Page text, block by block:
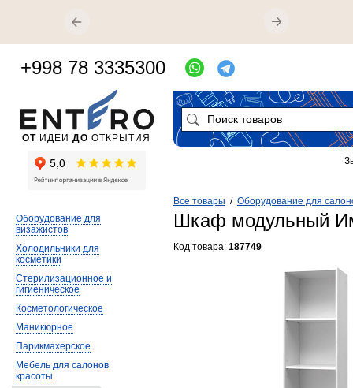
Все товары / Оборудование для
Шкаф модульный
Код товара: 187749
Оборудование для
визажистов
Холодильники для
косметики
Стерилизационное и
гигиеническое
Косметологическое
Маникюрное
Парикмахерское
Мебель для салонов
красоты
ОТ ИДЕИ ДО ОТКРЫТИЯ
+998 78 3335300